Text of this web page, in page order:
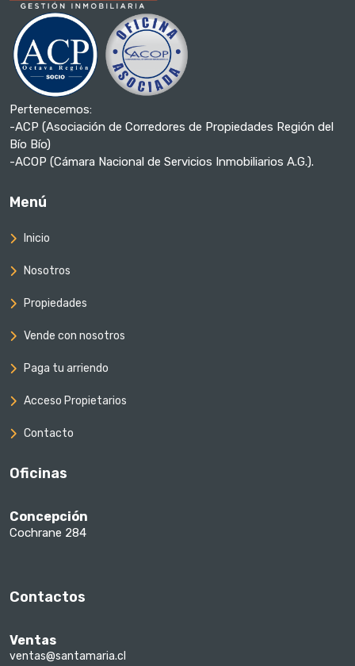
Pertenecemos:
-ACP (Asociación de Corredores de Propiedades Región del
Bío Bío)
-ACOP (Cámara Nacional de Servicios Inmobiliarios A.G.).
Menú
Inicio
Nosotros
Propiedades
Vende con nosotros
Paga tu arriendo
Acceso Propietarios
Contacto
Oficinas
Concepción
Cochrane 284
Contactos
Ventas
ventas@santamaria.cl